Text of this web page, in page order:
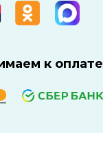
к оплате